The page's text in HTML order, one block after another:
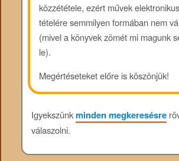
közzététele, ezért művek
tételére semmilyen formában nem
(mivel a könyvek zömét mi magunk
le).
Megértéseteket előre is köszönjük!
Igyekszünkminden megkeresésre
válaszolni.